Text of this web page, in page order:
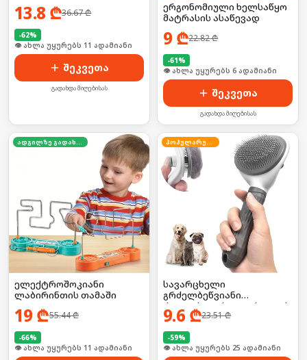
13.8 ₾36.67₾
-62%
🛒 ბოლო 24სთ-ში იყიდა 13-მა
შეკვეთა
გადახდა მიღებისას
ერგონომიული ხელსაწყო
მატრასის ასაწევად
9 ₾22.82₾
-61%
🛒 ბოლო 24სთ-ში იყიდა 13-მა
შეკვეთა
გადახდა მიღებისას
ადგილზე გადახდა
ელექტროშოკიანი
ლაბირინთის თამაში
19 ₾55.44₾
-66%
🛒 ბოლო 24სთ-ში იყიდა 13-მა
პოპულარული
სავარცხელი
გრძელბეწვიანი
ძაღლისთვის/კატისათვის
9.6 ₾23.51₾
-59%
🛒 ბოლო 24სთ-ში იყიდა 39-მა